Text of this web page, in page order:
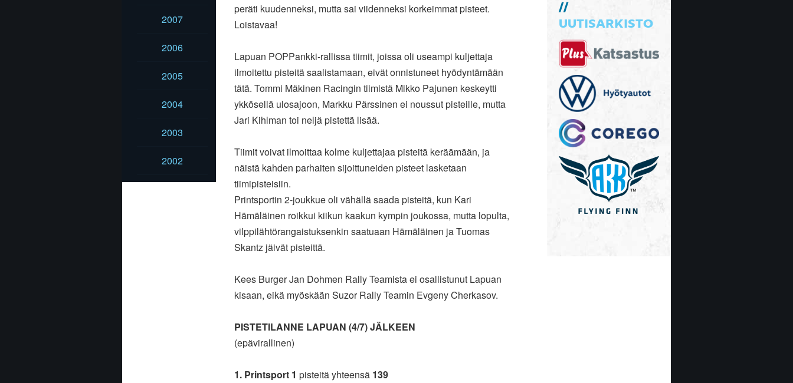
2007
2006
2005
2004
2003
2002
peräti kuudenneksi, mutta sai viidenneksi korkeimmat pisteet.
Loistavaa!
Lapuan POPPankki-rallissa tiimit, joissa oli useampi kuljettaja
ilmoitettu pisteitä saalistamaan, eivät onnistuneet hyödyntämään
tätä. Tommi Mäkinen Racingin tiimistä Mikko Pajunen keskeytti
ykkösellä ulosajoon, Markku Pärssinen ei noussut pisteille, mutta
Jari Kihlman toi neljä pistettä lisää.
Tiimit voivat ilmoittaa kolme kuljettajaa pisteitä keräämään, ja
näistä kahden parhaiten sijoittuneiden pisteet lasketaan
tiimipisteisiin.
Printsportin 2-joukkue oli vähällä saada pisteitä, kun Kari
Hämäläinen roikkui kiikun kaakun kympin joukossa, mutta lopulta,
vilppilähtörangaistuksenkin saatuaan Hämäläinen ja Tuomas
Skantz jäivät pisteittä.
Kees Burger Jan Dohmen Rally Teamista ei osallistunut Lapuan
kisaan, eikä myöskään Suzor Rally Teamin Evgeny Cherkasov.
PISTETILANNE LAPUAN (4/7) JÄLKEEN
(epävirallinen)
1. Printsport 1 pisteitä yhteensä 139
UUTISARKISTO